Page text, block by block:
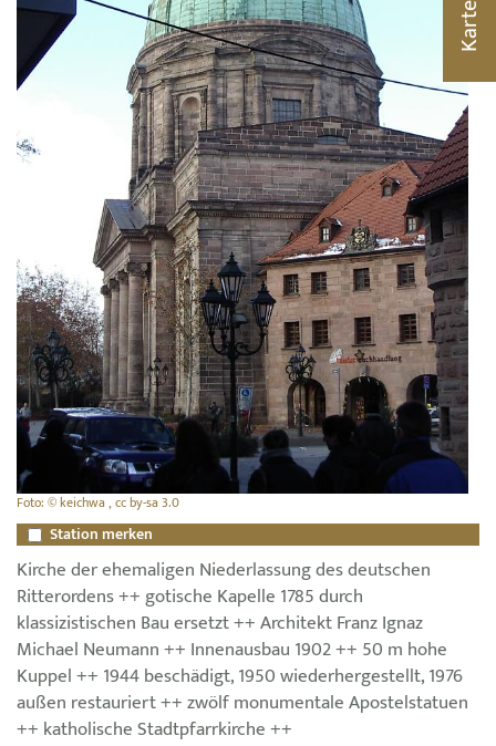
Foto: © keichwa , cc by-sa 3.0
Station merken
Kirche der ehemaligen Niederlassung des deutschen
Ritterordens ++ gotische Kapelle 1785 durch
klassizistischen Bau ersetzt ++ Architekt Franz Ignaz
Michael Neumann ++ Innenausbau 1902 ++ 50 m hohe
Kuppel ++ 1944 beschädigt, 1950 wiederhergestellt, 1976
außen restauriert ++ zwölf monumentale Apostelstatuen
++ katholische Stadtpfarrkirche ++
Karte